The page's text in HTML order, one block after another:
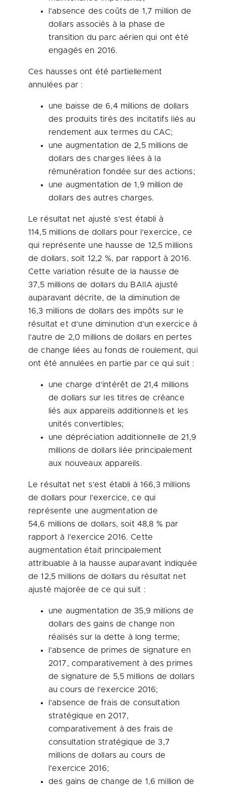
l’absence des coûts de 1,7 million de
dollars associés à la phase de
transition du parc aérien qui ont été
engagés en 2016.
Ces hausses ont été partiellement
annulées par :
une baisse de 6,4 millions de dollars
des produits tirés des incitatifs liés au
rendement aux termes du CAC;
une augmentation de 2,5 millions de
dollars des charges liées à la
rémunération fondée sur des actions;
une augmentation de 1,9 million de
dollars des autres charges.
Le résultat net ajusté s’est établi à
114,5 millions de dollars pour l’exercice, ce
qui représente une hausse de 12,5 millions
de dollars, soit 12,2 %, par rapport à 2016.
Cette variation résulte de la hausse de
37,5 millions de dollars du BAIIA ajusté
auparavant décrite, de la diminution de
16,3 millions de dollars des impôts sur le
résultat et d’une diminution d’un exercice à
l’autre de 2,0 millions de dollars en pertes
de change liées au fonds de roulement, qui
ont été annulées en partie par ce qui suit :
une charge d’intérêt de 21,4 millions
de dollars sur les titres de créance
liés aux appareils additionnels et les
unités convertibles;
une dépréciation additionnelle de 21,9
millions de dollars liée principalement
aux nouveaux appareils.
Le résultat net s’est établi à 166,3 millions
de dollars pour l’exercice, ce qui
représente une augmentation de
54,6 millions de dollars, soit 48,8 % par
rapport à l’exercice 2016. Cette
augmentation était principalement
attribuable à la hausse auparavant indiquée
de 12,5 millions de dollars du résultat net
ajusté majorée de ce qui suit :
une augmentation de 35,9 millions de
dollars des gains de change non
réalisés sur la dette à long terme;
l’absence de primes de signature en
2017, comparativement à des primes
de signature de 5,5 millions de dollars
au cours de l’exercice 2016;
l’absence de frais de consultation
stratégique en 2017,
comparativement à des frais de
consultation stratégique de 3,7
millions de dollars au cours de
l’exercice 2016;
des gains de change de 1,6 million de